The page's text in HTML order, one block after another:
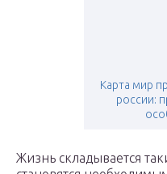
Карта мир
россии:
Жизнь складывается